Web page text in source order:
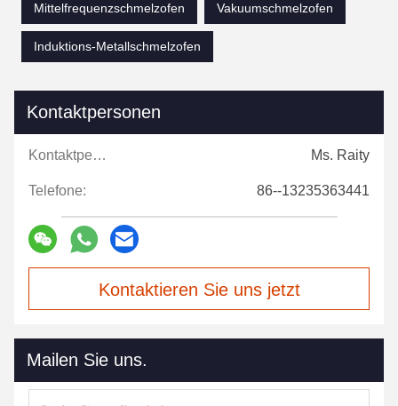
Mittelfrequenzschmelzofen
Vakuumschmelzofen
Induktions-Metallschmelzofen
Kontaktpersonen
Kontaktpersonen: Ms. Raity
Telefone: 86--13235363441
Kontaktieren Sie uns jetzt
Mailen Sie uns.